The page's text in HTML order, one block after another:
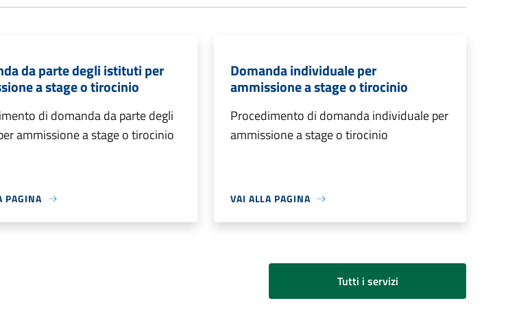
da parte degli istituti per
a stage o tirocinio
di domanda da parte degli
ammissione a stage o tirocinio
PAGINA
Domanda individuale per
ammissione a stage o tirocinio
Procedimento di domanda individuale per
ammissione a stage o tirocinio
VAI ALLA PAGINA
Tutti i servizi